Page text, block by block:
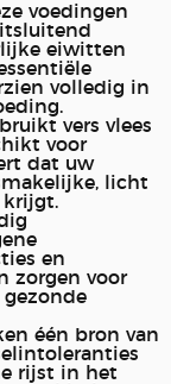
voedingen
eiwitten
volledig in
vers vlees
voor
dat uw
licht
krijgt.
en
zorgen voor
één bron van
rijst in het